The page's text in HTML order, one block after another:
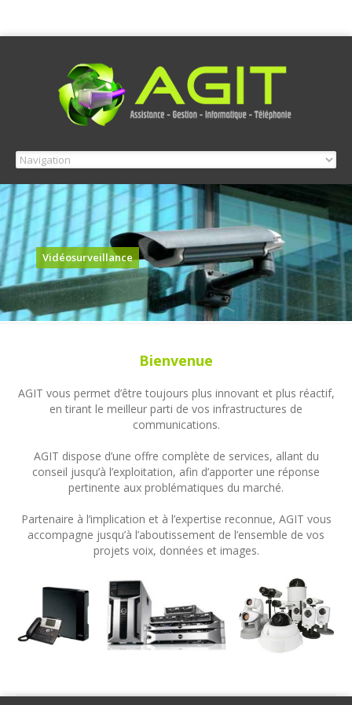
Vidéosurveillance
Bienvenue
AGIT vous permet d’être toujours plus innovant et plus réactif,
en tirant le meilleur parti de vos infrastructures de
communications.
AGIT dispose d’une offre complète de services, allant du
conseil jusqu’à l’exploitation, afin d’apporter une réponse
pertinente aux problématiques du marché.
Partenaire à l’implication et à l’expertise reconnue, AGIT vous
accompagne jusqu’à l’aboutissement de l’ensemble de vos
projets voix, données et images.